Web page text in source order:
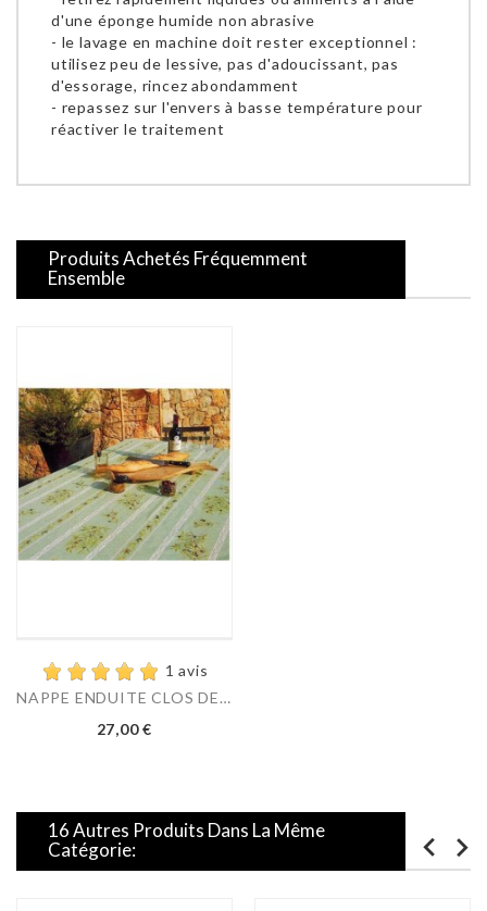
d'une éponge humide non abrasive
- le lavage en machine doit rester exceptionnel :
utilisez peu de lessive, pas d'adoucissant, pas
d'essorage, rincez abondamment
- repassez sur l'envers à basse température pour
réactiver le traitement
Produits Achetés Fréquemment
Ensemble
1 avis
NAPPE ENDUITE CLOS DES...
Prix
27,00 €
16 Autres Produits Dans La Même
Catégorie: